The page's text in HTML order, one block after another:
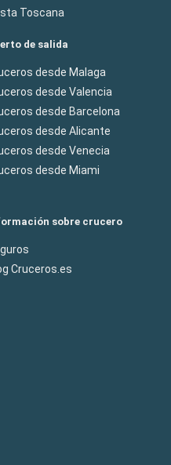
Toscana
de salida
desde Malaga
desde Valencia
desde Barcelona
desde Alicante
desde Venecia
desde Miami
sobre crucero
Cruceros.es